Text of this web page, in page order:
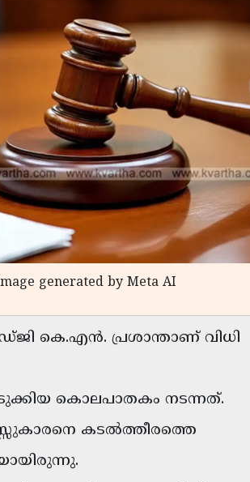
generated by Meta AI
കെ.എൻ. പ്രശാന്താണ് വിധി
കൊലപാതകം നടന്നത്.
കടൽത്തീരത്തെ